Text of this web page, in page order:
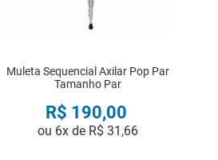
Muleta Sequencial Axilar Pop Par
Tamanho Par
R$ 190,00
ou 6x de R$ 31 ,66